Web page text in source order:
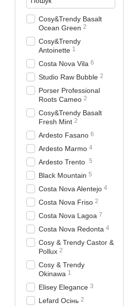
Cosy&Trendy Basalt
Ocean Green 2
Cosy&Trendy
Antoinette 1
Costa Nova Vila 6
Studio Raw Bubble 2
Porser Professional
Roots Cameo 2
Cosy&Trendy Basalt
Fresh Mint 2
Ardesto Fasano 6
Ardesto Marmo 4
Ardesto Trento 5
Black Mountain 5
Costa Nova Alentejo 4
Costa Nova Friso 2
Costa Nova Lagoa 7
Costa Nova Redonta 4
Cosy & Trendy Castor &
Рollux 2
Cosy & Trendy
Okinawa 1
Elisey Elegance 3
Lefard Осінь 2